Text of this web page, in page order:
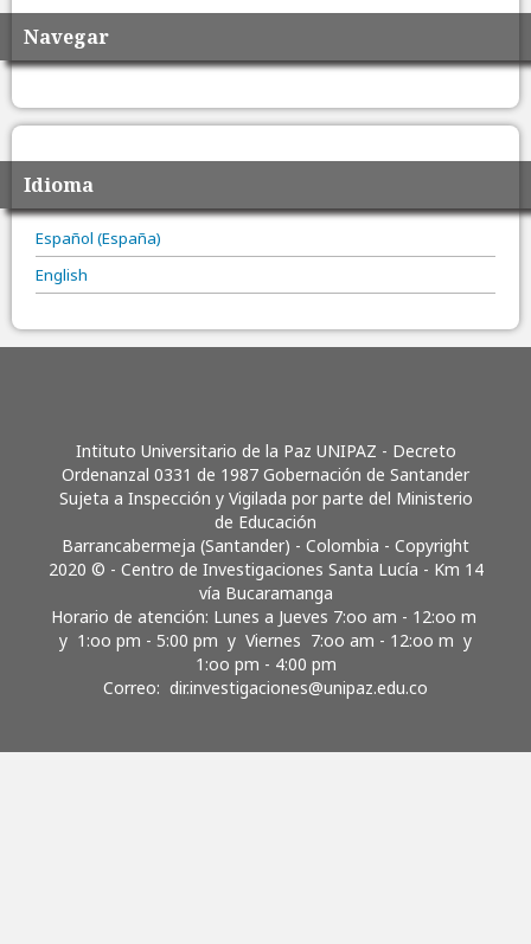
Navegar
Idioma
Español (España)
English
Intituto Universitario de la Paz UNIPAZ - Decreto
Ordenanzal 0331 de 1987 Gobernación de Santander
Sujeta a Inspección y Vigilada por parte del Ministerio
de Educación
Barrancabermeja (Santander) - Colombia - Copyright
2020 © - Centro de Investigaciones Santa Lucía - Km 14
vía Bucaramanga
Horario de atención: Lunes a Jueves 7:oo am - 12:oo m
y 1:oo pm - 5:00 pm y Viernes 7:oo am - 12:oo m y
1:oo pm - 4:00 pm
Correo: dir.investigaciones@unipaz.edu.co